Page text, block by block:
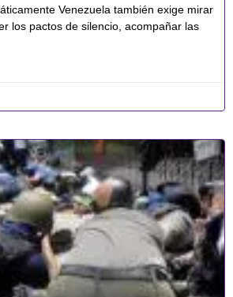
Venezuela también exige mirar
los pactos de silencio, acompañar las